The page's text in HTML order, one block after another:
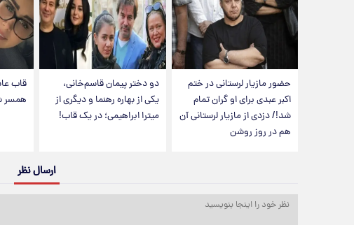
حضور مازیار لرستانی در ختم
اکبر عبدی برای او گران تمام
شد!/ دزدی از مازیار لرستانی آن
هم در روز روشن
دو دختر پیمان قاسم‌خانی،
یکی از بهاره رهنما و دیگری از
میترا ابراهیمی؛ در یک قاب!
قاب
همسر
ارسال نظر